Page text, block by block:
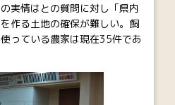
実情はとの質問に対し「県内
作る土地の確保が難しい。飼
っている農家は現在35件であ